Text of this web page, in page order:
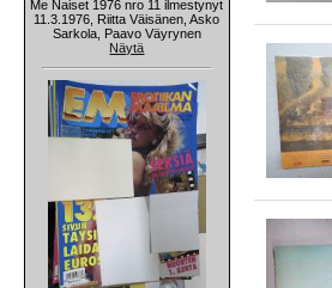
Me Naiset 1976 nro 11 ilmestynyt
11.3.1976, Riitta Väisänen, Asko
Sarkola, Paavo Väyrynen
Näytä